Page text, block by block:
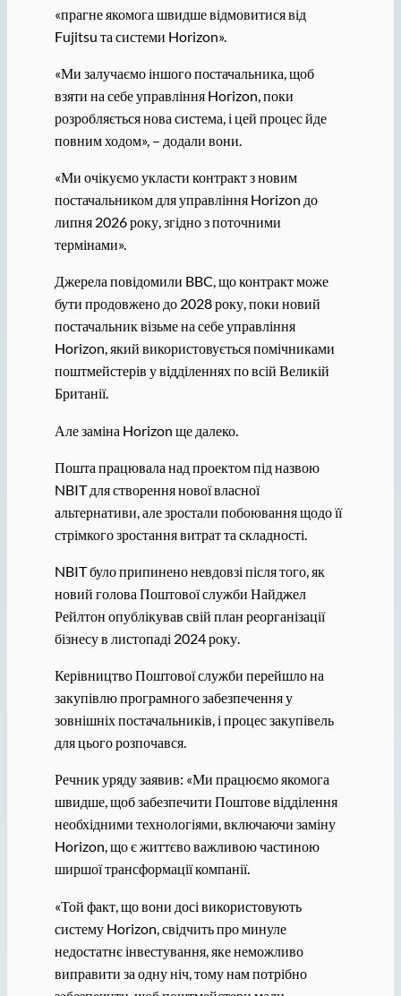
«прагне якомога швидше відмовитися від
Fujitsu та системи Horizon».
«Ми залучаємо іншого постачальника, щоб
взяти на себе управління Horizon, поки
розробляється нова система, і цей процес йде
повним ходом», – додали вони.
«Ми очікуємо укласти контракт з новим
постачальником для управління Horizon до
липня 2026 року, згідно з поточними
термінами».
Джерела повідомили BBC, що контракт може
бути продовжено до 2028 року, поки новий
постачальник візьме на себе управління
Horizon, який використовується помічниками
поштмейстерів у відділеннях по всій Великій
Британії.
Але заміна Horizon ще далеко.
Пошта працювала над проектом під назвою
NBIT для створення нової власної
альтернативи, але зростали побоювання щодо її
стрімкого зростання витрат та складності.
NBIT було припинено невдовзі після того, як
новий голова Поштової служби Найджел
Рейлтон опублікував свій план реорганізації
бізнесу в листопаді 2024 року.
Керівництво Поштової служби перейшло на
закупівлю програмного забезпечення у
зовнішніх постачальників, і процес закупівель
для цього розпочався.
Речник уряду заявив: «Ми працюємо якомога
швидше, щоб забезпечити Поштове відділення
необхідними технологіями, включаючи заміну
Horizon, що є життєво важливою частиною
ширшої трансформації компанії.
«Той факт, що вони досі використовують
систему Horizon, свідчить про минуле
недостатнє інвестування, яке неможливо
виправити за одну ніч, тому нам потрібно